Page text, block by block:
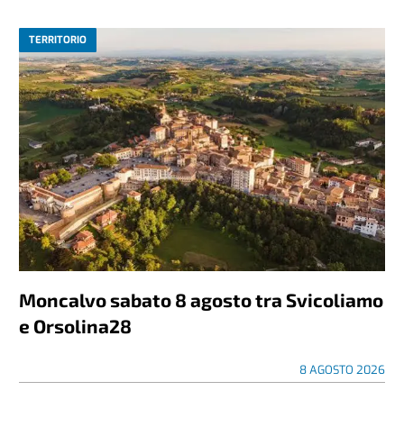
TERRITORIO
Moncalvo sabato 8 agosto tra Svicoliamo
e Orsolina28
8 AGOSTO 2026